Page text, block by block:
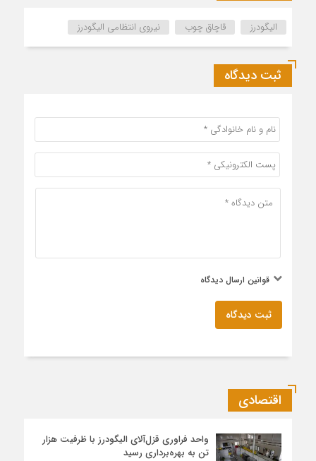
الیگودرز قاچاق چوب نیروی انتظامی الیگودرز
ثبت دیدگاه
قوانین ارسال دیدگاه
ثبت دیدگاه
اقتصادی
واحد فراوری قزل‌آلای الیگودرز با ظرفیت هزار
تن به بهره‌برداری رسید